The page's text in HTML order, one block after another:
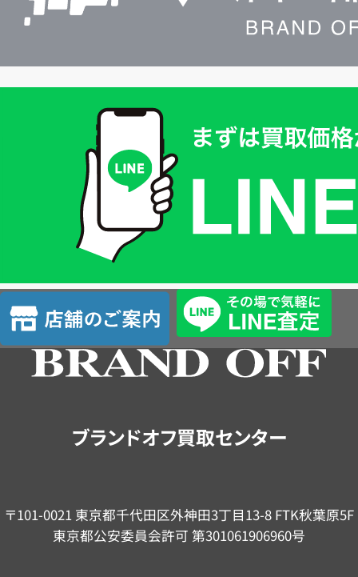
査
定
店
舗
の
ブランドオフ買取センター
〒101-0021 東京都千代田区外神田3丁目13-8 FTK秋葉原5F
東京都公安委員会許可 第301061906960号